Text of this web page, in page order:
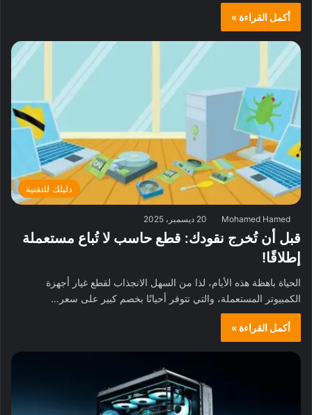
أكمل القراءة »
دليلك للتقنية
Mohamed Hamed 20 ديسمبر، 2025
قبل أن تُخرج نقودك: قطع حاسب لا تُباع مستعملة
إطلاقًا!
الحياة باهظة هذه الأيام، لذا من السهل الانجذاب لقطع غيار أجهزة
الكمبيوتر المستعملة، والتي تتوفر أحيانًا بخصم كبير على سعر…
أكمل القراءة »